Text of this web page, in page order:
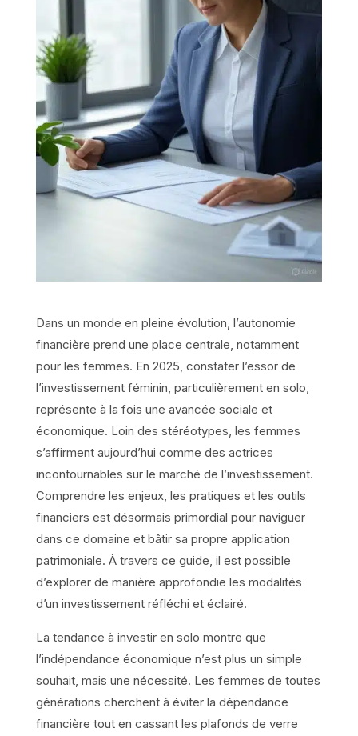
Dans un monde en pleine évolution, l’autonomie
financière prend une place centrale, notamment
pour les femmes. En 2025, constater l’essor de
l’investissement féminin, particulièrement en solo,
représente à la fois une avancée sociale et
économique. Loin des stéréotypes, les femmes
s’affirment aujourd’hui comme des actrices
incontournables sur le marché de l’investissement.
Comprendre les enjeux, les pratiques et les outils
financiers est désormais primordial pour naviguer
dans ce domaine et bâtir sa propre application
patrimoniale. À travers ce guide, il est possible
d’explorer de manière approfondie les modalités
d’un investissement réfléchi et éclairé.
La tendance à investir en solo montre que
l’indépendance économique n’est plus un simple
souhait, mais une nécessité. Les femmes de toutes
générations cherchent à éviter la dépendance
financière tout en cassant les plafonds de verre